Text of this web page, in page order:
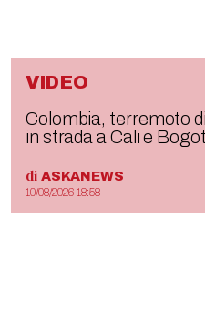
VIDEO
Colombia, terremoto
in strada a Cali e
di ASKANEWS
10/08/2026 18:58